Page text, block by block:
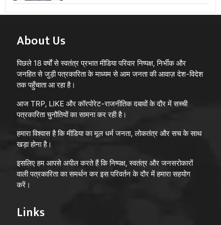
About Us
पिछले 18 वर्षों से स्वतंत्र प्रभात मीडिया परिवार निष्पक्ष, निर्भीक और
जनहित से जुड़ी पत्रकारिता के माध्यम से आम जनता की आवाज़ देश-विदेश
तक पहुँचाता आ रहा है।
आज TRP, LIKE और कॉरपोरेट-राजनीतिक दबावों के दौर में सच्ची
पत्रकारिता चुनौतियों का सामना कर रही है।
हमारा विश्वास है कि मीडिया का मूल धर्म जनता, लोकतंत्र और सच के साथ
खड़ा होना है।
इसलिए हम आपसे अपील करते हैं कि निष्पक्ष, स्वतंत्र और जनसरोकारों
वाली पत्रकारिता का समर्थन कर इस परिवर्तन के दौर में हमारा सहयोग
करें।
Links